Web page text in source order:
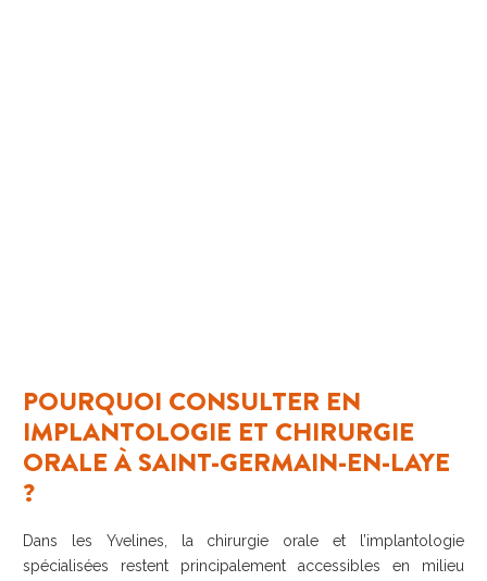
POURQUOI CONSULTER EN
IMPLANTOLOGIE ET CHIRURGIE
ORALE À SAINT-GERMAIN-EN-LAYE
?
Dans les Yvelines, la chirurgie orale et l’implantologie
spécialisées restent principalement accessibles en milieu